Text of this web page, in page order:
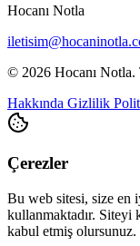
Hocanı Notla
© 2026 Hocanı Notla.
Hakkında Gizlilik
Çerezler
Bu web sitesi, size en
kullanmaktadır. Siteyi
kabul etmiş olursunuz.